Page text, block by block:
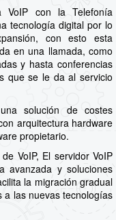
VoIP con la Telefonía
tecnología digital por lo
con esto esta
en una llamada, como
y hasta conferencias
que se le da al servicio
solución de costes
arquitectura hardware
propietario.
VoIP, El servidor VoIP
avanzada y soluciones
la migración gradual
a las nuevas tecnologías